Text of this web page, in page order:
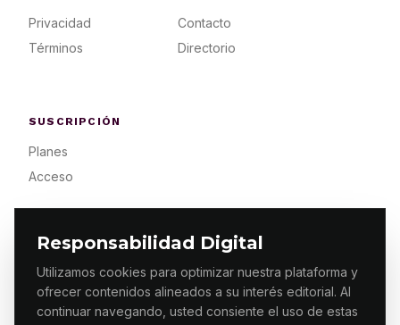
Responsabilidad Digital
Utilizamos cookies para optimizar nuestra plataforma y
ofrecer contenidos alineados a su interés editorial. Al
continuar navegando, usted consiente el uso de estas
Privacidad
Términos
Contacto
Directorio
SUSCRIPCIÓN
Planes
Acceso
© 2026 ES PRIMERA MX. ALGUNOS DERECHOS
RESERVADOS / DESIGNMAKING.MX